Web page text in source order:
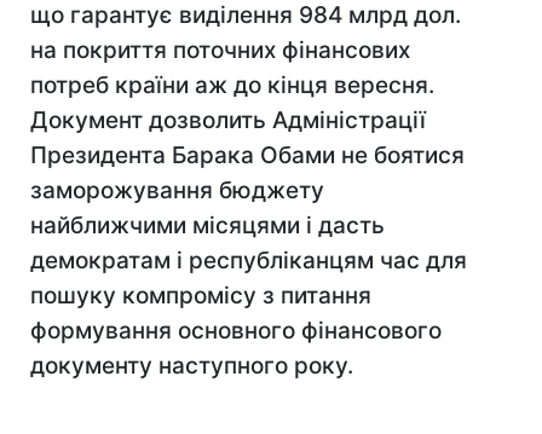
що гарантує виділення 984 млрд дол.
на покриття поточних фінансових
потреб країни аж до кінця вересня.
Документ дозволить Адміністрації
Президента Барака Обами не боятися
заморожування бюджету
найближчими місяцями і дасть
демократам і республіканцям час для
пошуку компромісу з питання
формування основного фінансового
документу наступного року.